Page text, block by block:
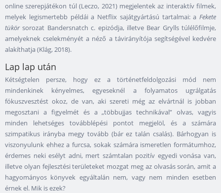
online szerepjátékon túl (Leczo, 2021) megjelentek az interaktív filmek,
melyek legismertebb példái a Netflix sajátgyártású tartalmai: a Fekete
tükörsorozat Bandersnatch c. epizódja, illetve Bear Grylls túlélőfilmje,
amelyeknek cselekményét a néző a távirányítója segítségével kedvére
alakíthatja (Klág, 2018).
Lap lap után
Kétségtelen persze, hogy ez a történetfeldolgozási mód nem
mindenkinek kényelmes, egyeseknél a folyamatos ugrálgatás
fókuszvesztést okoz, de van, aki szereti még az elvártnál is jobban
megosztani a figyelmét és a „többujjas technikával” olvas, vagyis
minden lehetséges továbblépési pontot megjelöl, és a számára
szimpatikus irányba megy tovább (bár ez talán csalás). Bárhogyan is
viszonyulunk ehhez a furcsa, sokak számára ismeretlen formátumhoz,
érdemes neki esélyt adni, mert számtalan pozitív egyedi vonása van,
illetve olyan fejlesztési területeket mozgat meg az olvasás során, amit a
hagyományos könyvek egyáltalán nem, vagy nem minden esetben
érnek el. Mik is ezek?